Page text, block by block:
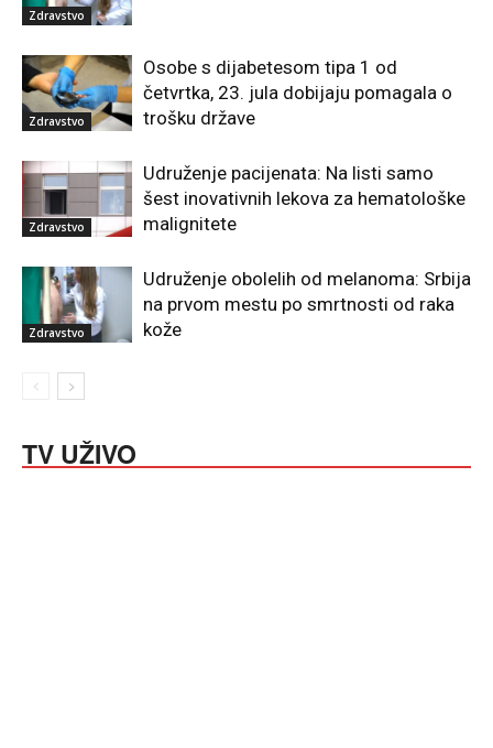
Zdravstvo
Zdravstvo
Osobe s dijabetesom tipa 1 od
četvrtka, 23. jula dobijaju pomagala o
trošku države
Zdravstvo
Udruženje pacijenata: Na listi samo
šest inovativnih lekova za hematološke
malignitete
Zdravstvo
Udruženje obolelih od melanoma: Srbija
na prvom mestu po smrtnosti od raka
kože
TV UŽIVO